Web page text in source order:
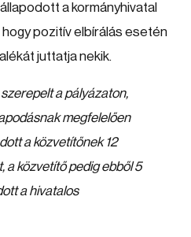
a kormányhivatal
pozitív elbírálás esetén
juttatja nekik.
a pályázaton,
megfelelően
a közvetítőnek 12
a közvetítő pedig ebből 5
a hivatalos